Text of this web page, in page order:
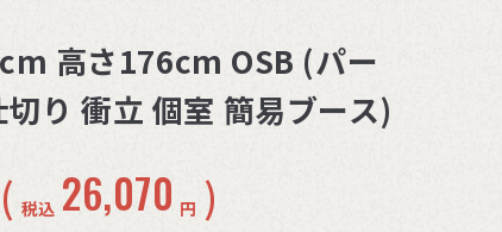
高さ176cm OSB (パー
り 衝立 個室 簡易ブース)
( 税込 26,070 円 )